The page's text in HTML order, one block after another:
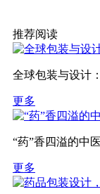
推荐阅读
全球包装与设计
更多
“药”香四溢的中
更多